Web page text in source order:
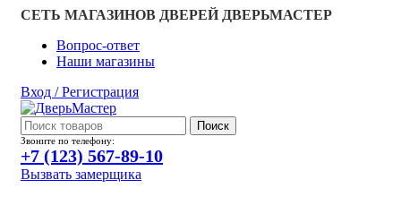
СЕТЬ МАГАЗИНОВ ДВЕРЕЙ ДВЕРЬМАСТЕР
Вопрос-ответ
Наши магазины
Вход / Регистрация
Поиск
Звоните по телефону:
+7 (123) 567-89-10
Вызвать замерщика